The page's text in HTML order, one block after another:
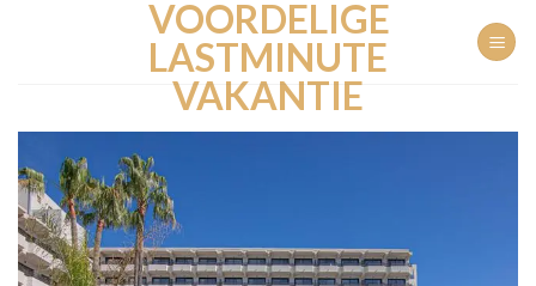
VOORDELIGE
LASTMINUTE
VAKANTIE